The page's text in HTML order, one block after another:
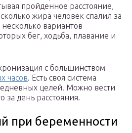
пройденное расстояние,
жира человек спалил за
вариантов
бег, ходьба, плавание и
с большинством
часов. Есть своя система
целей. Можно вести
за день расстояния.
при беременности